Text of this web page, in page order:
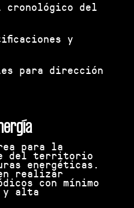
del
y
para dirección
para la
del territorio
energéticas.
realizar
con mínimo
y alta